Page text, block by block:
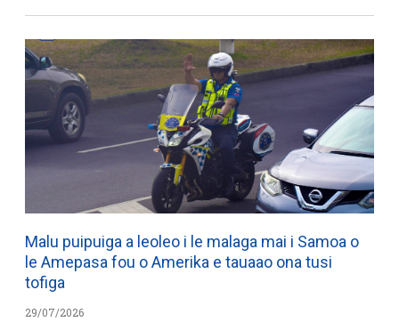
Malu puipuiga a leoleo i le malaga mai i Samoa o
le Amepasa fou o Amerika e tauaao ona tusi
tofiga
29/07/2026